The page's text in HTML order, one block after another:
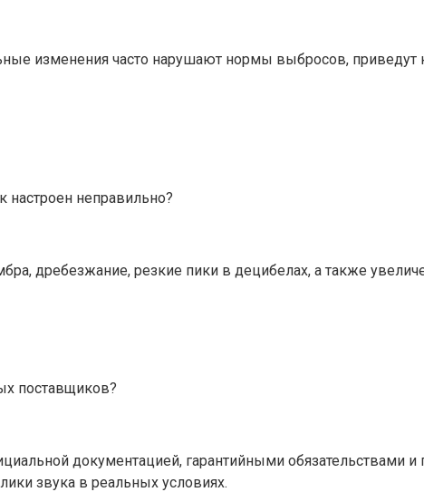
изменения часто нарушают нормы выбросов,
настроен неправильно?
дребезжание, резкие пики в децибелах, а также
поставщиков?
документацией, гарантийными обязательствами
звука в реальных условиях.